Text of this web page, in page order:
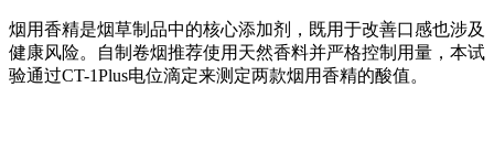
烟用香精是烟草制品中的核心添加剂，既用于改善口感也涉及
健康风险。‌自制卷烟推荐使用天然香料并严格控制用量，本试
验通过CT-1Plus电位滴定来测定两款烟用香精的酸值。